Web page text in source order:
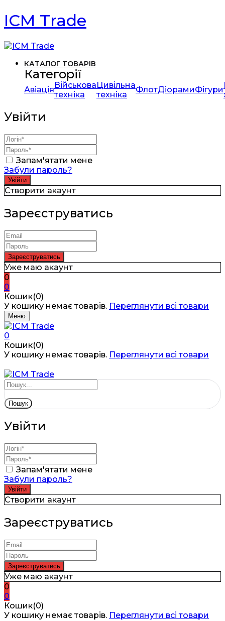
ICM Trade
КАТАЛОГ ТОВАРІВ
Категорії
АвіаціяВійськова
техніка
Цивільна
техніка
ФлотДіорамиФігури
Увійти
Запам'ятати мене
Забули пароль?
Створити акаунт
Зареєструватись
Уже маю акаунт
0
0
Кошик(0)
У кошику немає товарів. Переглянути всі товари
Меню
0
Кошик(0)
У кошику немає товарів. Переглянути всі товари
Пошук
Увійти
Запам'ятати мене
Забули пароль?
Створити акаунт
Зареєструватись
Уже маю акаунт
0
0
Кошик(0)
У кошику немає товарів. Переглянути всі товари